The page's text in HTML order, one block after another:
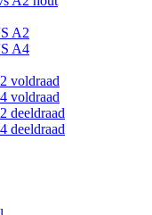
A2
A4
voldraad
voldraad
deeldraad
deeldraad